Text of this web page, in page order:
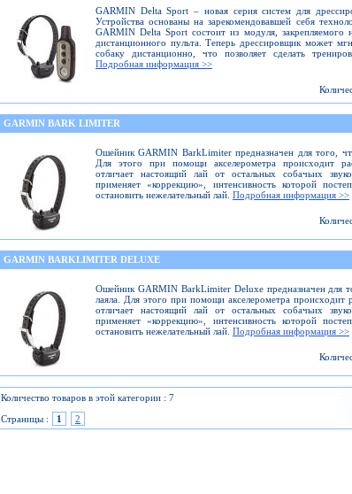
GARMIN Delta Sport – новая серия систем для
Устройства основаны на зарекомендовавшей себя
GARMIN Delta Sport состоит из модуля, закрепляемого
дистанционного пульта. Теперь дрессировщик может
собаку дистанционно, что позволяет сделать
Подробная информация >>
GARMIN BARK LIMITER
Ошейник GARMIN BarkLimiter предназначен для того,
Для этого при помощи акселерометра происходит
отличает настоящий лай от остальных собачьих
применяет «коррекцию», интенсивность которой
остановить нежелательный лай. Подробная информация >>
GARMIN BARKLIMITER DELUXE
Ошейник GARMIN BarkLimiter Deluxe предназначен для
лаяла. Для этого при помощи акселерометра происходит
отличает настоящий лай от остальных собачьих
применяет «коррекцию», интенсивность которой
остановить нежелательный лай. Подробная информация >>
Количество товаров в этой категории : 7
Страницы :
1 2